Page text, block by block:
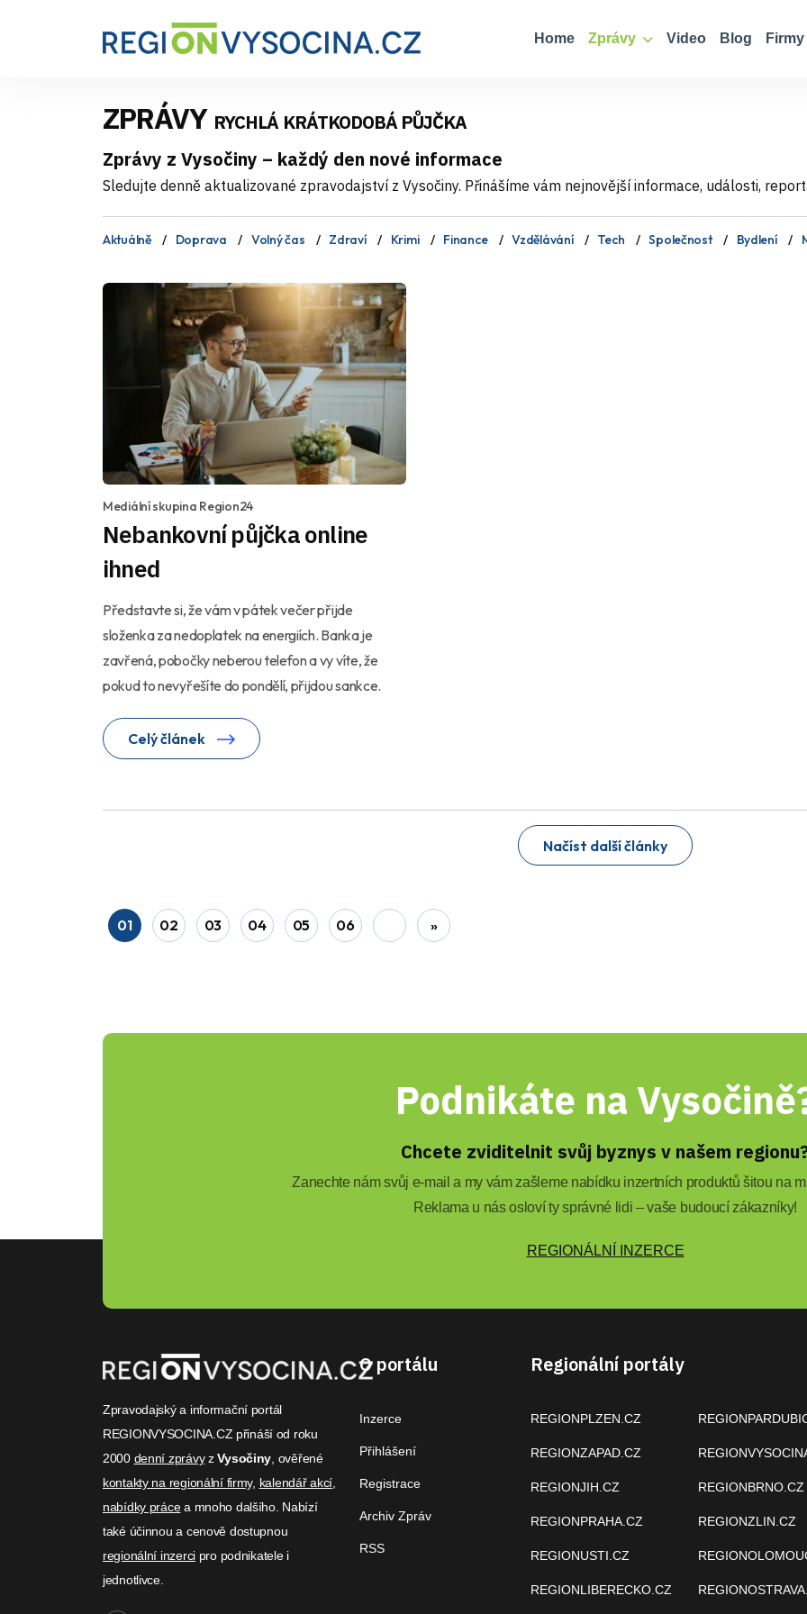
Home Zprávy Video Blog Firmy
ZPRÁVY RYCHLÁ KRÁTKODOBÁ PŮJČKA
Zprávy z Vysočiny – každý den nové informace
Sledujte denně aktualizované zpravodajství z Vysočiny. Přinášíme vám nejnovější informace, události,
Aktuálně Doprava Volný čas Zdraví Krimi Finance Vzdělávání Tech Společnost Bydlení
Mediální skupina Region24
Nebankovní půjčka online
ihned
Představte si, že vám v pátek večer přijde
složenka za nedoplatek na energiích. Banka je
zavřená, pobočky neberou telefon a vy víte, že
pokud to nevyřešíte do pondělí, přijdou sankce.
Celý článek
Načíst další články
01 02 03 04 05 06 »
Podnikáte na
Chcete zviditelnit svůj byznys v našem
Zanechte nám svůj e-mail a my vám zašleme nabídku inzertních produktů šitou na
Reklama u nás osloví ty správné lidi – vaše budoucí zákazníky!
REGIONÁLNÍ INZERCE
Zpravodajský a informační portál
REGIONVYSOCINA.CZ přináší od roku
2000 denní zprávyzVysočiny, ověřené
kontakty na regionální firmy, kalendář akcí,
nabídky prácea mnoho dalšího. Nabízí
také účinnou a cenově dostupnou
regionální inzercipro podnikatele i
jednotlivce.
O portálu
Inzerce
Přihlášení
Registrace
Archiv Zpráv
RSS
Regionální portály
REGIONPLZEN.CZ
REGIONZAPAD.CZ
REGIONJIH.CZ
REGIONPRAHA.CZ
REGIONUSTI.CZ
REGIONLIBERECKO.CZ
REGIONBRNO.CZ
REGIONZLIN.CZ